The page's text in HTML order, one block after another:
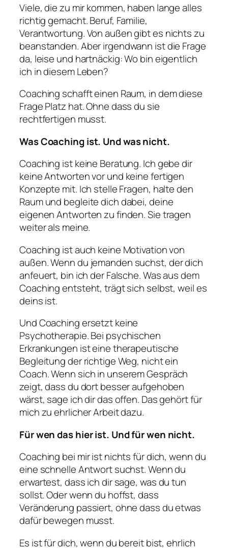
Viele, die zu mir kommen, haben lange alles
richtig gemacht. Beruf, Familie,
Verantwortung. Von außen gibt es nichts zu
beanstanden. Aber irgendwann ist die Frage
da, leise und hartnäckig: Wo bin eigentlich
ich in diesem Leben?
Coaching schafft einen Raum, in dem diese
Frage Platz hat. Ohne dass du sie
rechtfertigen musst.
Was Coaching ist. Und was nicht.
Coaching ist keine Beratung. Ich gebe dir
keine Antworten vor und keine fertigen
Konzepte mit. Ich stelle Fragen, halte den
Raum und begleite dich dabei, deine
eigenen Antworten zu finden. Sie tragen
weiter als meine.
Coaching ist auch keine Motivation von
außen. Wenn du jemanden suchst, der dich
anfeuert, bin ich der Falsche. Was aus dem
Coaching entsteht, trägt sich selbst, weil es
deins ist.
Und Coaching ersetzt keine
Psychotherapie. Bei psychischen
Erkrankungen ist eine therapeutische
Begleitung der richtige Weg, nicht ein
Coach. Wenn sich in unserem Gespräch
zeigt, dass du dort besser aufgehoben
wärst, sage ich dir das offen. Das gehört für
mich zu ehrlicher Arbeit dazu.
Für wen das hier ist. Und für wen nicht.
Coaching bei mir ist nichts für dich, wenn du
eine schnelle Antwort suchst. Wenn du
erwartest, dass ich dir sage, was du tun
sollst. Oder wenn du hoffst, dass
Veränderung passiert, ohne dass du etwas
dafür bewegen musst.
Es ist für dich, wenn du bereit bist, ehrlich